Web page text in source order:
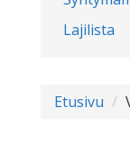
Lajilista
Etusivu